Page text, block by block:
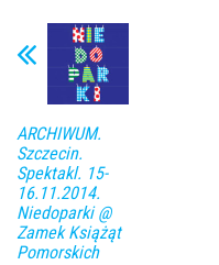
ARCHIWUM.
Szczecin.
Spektakl. 15-
16.11.2014.
Niedoparki @
Zamek Książąt
Pomorskich